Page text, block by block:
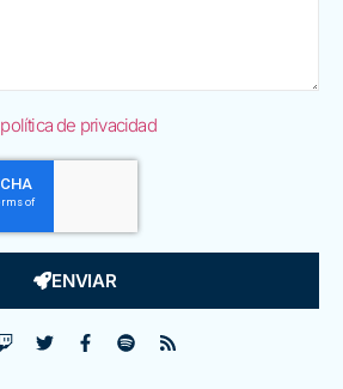
política de privacidad
ENVIAR